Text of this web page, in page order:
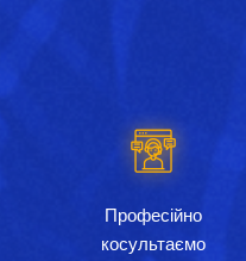
Професійно
косультаємо